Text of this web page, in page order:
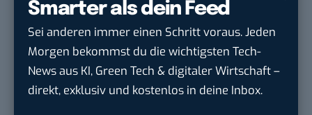
Smarter als dein Feed
Sei anderen immer einen Schritt voraus. Jeden
Morgen bekommst du die wichtigsten Tech-
News aus KI, Green Tech & digitaler Wirtschaft –
direkt, exklusiv und kostenlos in deine Inbox.
DIHK | Deutsche Industrie- und
HandelskammerinBerlin
Teamleiter (m/w/d) Customer
Engagement / Soci...